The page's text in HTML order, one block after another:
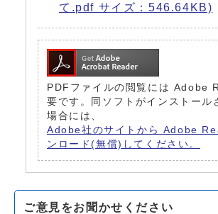
て.pdf サイズ：546.64KB)
PDFファイルの閲覧には Adobe
要です。同ソフトがインストール
場合には、
Adobe社のサイトから Adobe
ンロード(無償)してください。
ご意見をお聞かせください